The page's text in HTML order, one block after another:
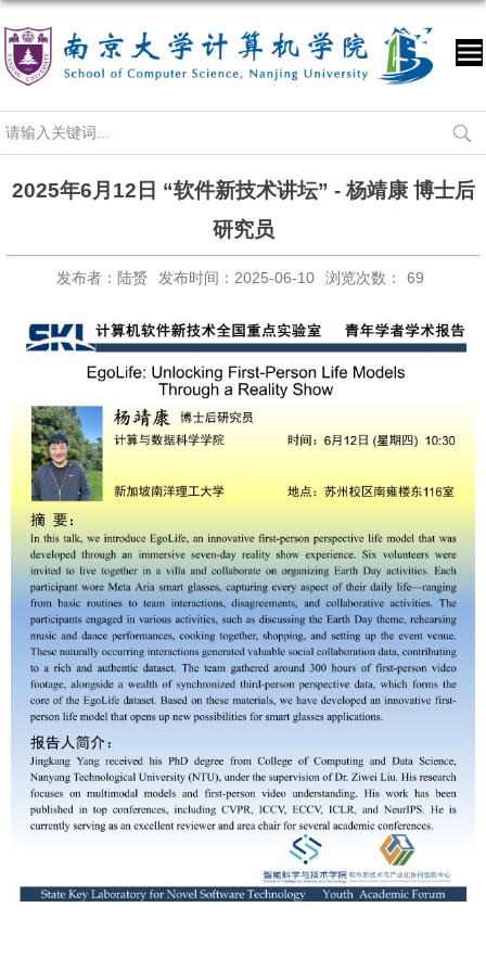
2025年6月12日 “软件新技术讲坛” - 杨靖康 博士后
研究员
发布者：陆赟 发布时间：2025-06-10 浏览次数： 69